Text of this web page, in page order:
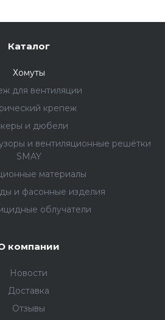
Каталог
Хомуты
для вентиляции
крепеж
и дюбели
и вентиляционные решётки
SMAY
материалы
и фасонные изделия
облучатели
компании
Новости
Доставка
Отзывы